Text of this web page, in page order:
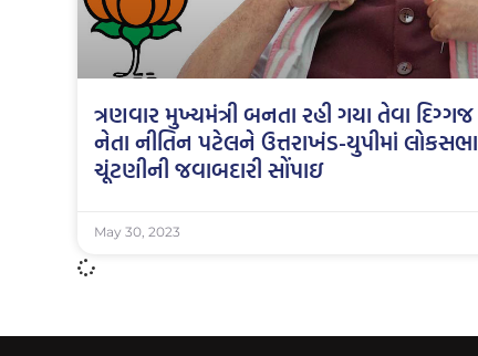
ત્રણવાર મુખ્યમંત્રી બનતા રહી ગયા તેવા દિગ્ગજ
નેતા નીતિન પટેલને ઉત્તરાખંડ-યુપીમાં લોકસભા
ચૂંટણીની જવાબદારી સોંપાઇ
May 30, 2023